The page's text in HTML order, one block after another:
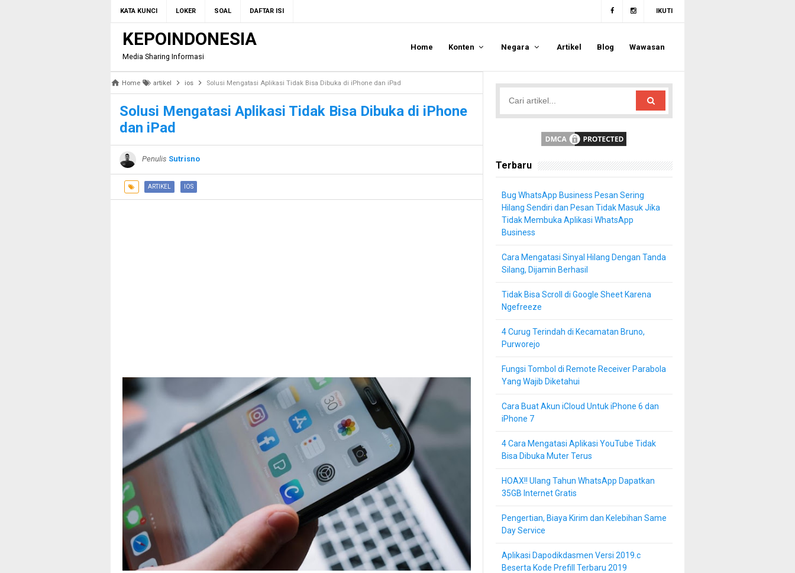
KATA KUNCI LOKER SOAL DAFTAR ISI IKUTI
KEPOINDONESIA
Media Sharing Informasi
Home Konten Negara Artikel Blog Wawasan
Home artikel ios Solusi Mengatasi Aplikasi Tidak Bisa Dibuka di iPhone dan iPad
Solusi Mengatasi Aplikasi Tidak Bisa Dibuka di iPhone
dan iPad
Penulis Sutrisno
ARTIKEL IOS
Terbaru
Bug WhatsApp Business Pesan Sering
Hilang Sendiri dan Pesan Tidak Masuk Jika
Tidak Membuka Aplikasi WhatsApp
Business
Cara Mengatasi Sinyal Hilang Dengan Tanda
Silang, Dijamin Berhasil
Tidak Bisa Scroll di Google Sheet Karena
Ngefreeze
4 Curug Terindah di Kecamatan Bruno,
Purworejo
Fungsi Tombol di Remote Receiver Parabola
Yang Wajib Diketahui
Cara Buat Akun iCloud Untuk iPhone 6 dan
iPhone 7
4 Cara Mengatasi Aplikasi YouTube Tidak
Bisa Dibuka Muter Terus
HOAX!! Ulang Tahun WhatsApp Dapatkan
35GB Internet Gratis
Pengertian, Biaya Kirim dan Kelebihan Same
Day Service
Aplikasi Dapodikdasmen Versi 2019.c
Beserta Kode Prefill Terbaru 2019